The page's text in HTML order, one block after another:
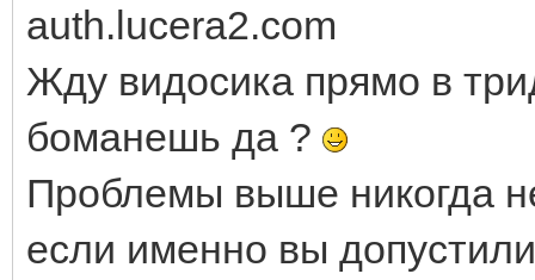
auth.lucera2.com
Жду видосика прямо в
боманешь да ?
Проблемы выше никогда
если именно вы